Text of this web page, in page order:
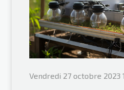
Vendredi 27 octobre 2023